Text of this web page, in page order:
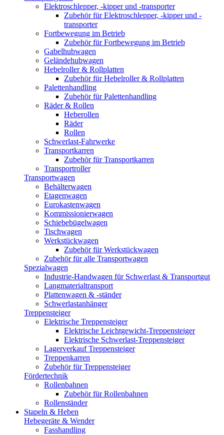
Elektroschlepper, -kipper und -transporter
Zubehör für Elektroschlepper, -kipper und -
transporter
Fortbewegung im Betrieb
Zubehör für Fortbewegung im Betrieb
Gabelhubwagen
Geländehubwagen
Hebelroller & Rollplatten
Zubehör für Hebelroller & Rollplatten
Palettenhandling
Zubehör für Palettenhandling
Räder & Rollen
Heberollen
Räder
Rollen
Schwerlast-Fahrwerke
Transportkarren
Zubehör für Transportkarren
Transportroller
Transportwagen
Behälterwagen
Etagenwagen
Eurokastenwagen
Kommissionierwagen
Schiebebügelwagen
Tischwagen
Werkstückwagen
Zubehör für Werkstückwagen
Zubehör für alle Transportwagen
Spezialwagen
Industrie-Handwagen für Schwerlast & Transportgut
Langmaterialtransport
Plattenwagen & -ständer
Schwerlastanhänger
Treppensteiger
Elektrische Treppensteiger
Elektrische Leichtgewicht-Treppensteiger
Elektrische Schwerlast-Treppensteiger
Lagerverkauf Treppensteiger
Treppenkarren
Zubehör für Treppensteiger
Fördertechnik
Rollenbahnen
Zubehör für Rollenbahnen
Rollenständer
Stapeln & Heben
Hebegeräte & Wender
Fasshandling